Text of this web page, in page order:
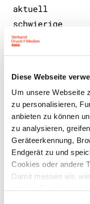
Diese Webseite
Um unsere Webseite
zu personalisieren,
anbieten zu können
zu analysieren,
Geräteerkennung,
Endgerät zu und
Cookies oder andere
Damit messen wir,
aktuell
schwierige
n
wirtschaft
Lage der
Druck- und
Medienbran
che
abkoppeln.